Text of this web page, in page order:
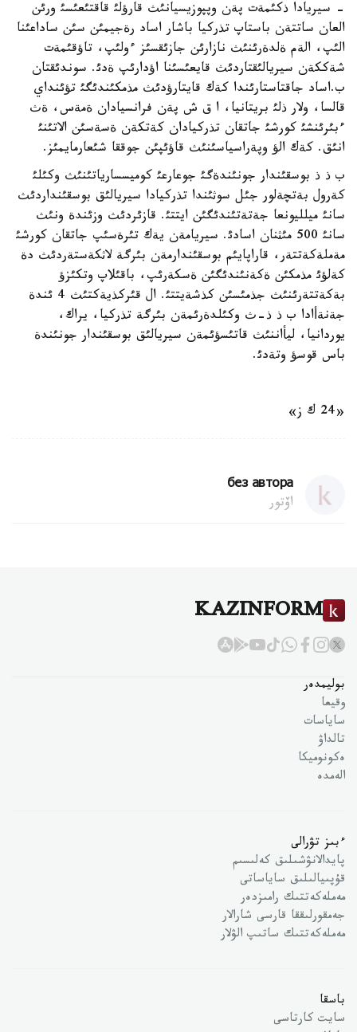
- سيريادا ذكئمةت پةن وپپوزيسيانئث قارؤلئ قاقتئعئسئ ورئن
العان ساتتةن باستاپ تذركيا باشار اساد رةجيمئن سئن ساداعئنا
الئپ، الةم ةلدةرئنئث نازارئن جازئقسئز ءولئپ، تاؤقئمةت
شةككةن سيريالئقتاردئث قايعئسئنا اؤدارئپ ةدئ. سوندئقتان
ب.اساد جاقتاستارئندا كةك قايتارؤدئث مذمكئندئگئ تؤئنداي
قالسا، ولار ذلئ بريتانيا، ا ق ش پةن فرانسيادان ةمةس، ةث
ءبئرئنشئ كورشئ جاتقان تذركيادان كةتكةن ةسةسئن الاتئنئ
انئق. كةك الؤ وپةراسياسئنئث قاؤئپئن جوققا شئعارمايمئز.
ب ذ ذ بوسقئندار جونئندةگئ جوعارعئ كوميسسارياتئنئث وكئلئ
كةرول بةتچةلور جئل سوثئندا تذركيادا سيريالئق بوسقئنداردئث
سانئ ميلليونعا جةتةتئندئگئن ايتتئ. قازئردئث وزئندة ونئث
سانئ 500 مئثنان اسادئ. سيريامةن يةك تئرةسئپ جاتقان كورشئ
مةملةكةتتةر، قاراپايئم بوسقئندارمةن بئرگة لاثكةستةردئث دة
كةلؤئ مذمكئن ةكةنئندئگئن ةسكةرئپ، باقئلاپ وتكئزؤ
بةكةتتةرئنئث جذمئسئن كذشةيتتئ. ال قئركذيةكتئث 4 ئندة
جةنةأادا ب ذ ذ-ث وكئلدةرئمةن بئرگة تذركيا، يراك،
يوردانيا، ليأاننئث قاتئسؤئمةن سيريالئق بوسقئندار جونئندة
باس قوسؤ وتةدئ.
«24 ك ز»
без автора
اۆتور
KAZINFORM
بوليمدەر
وقيعا
ساياسات
تالداۋ
ەكونوميكا
الەمدە
ءبىز تۋرالى
پايدالانۋشىلىق كەلىسىم
قۇپىيالىلىق ساياساتى
مەملەكەتتىك رامىزدەر
جەمقورلىققا قارسى شارالار
مەملەكەتتىك ساتىپ الۋلار
باسقا
سايت كارتاسى